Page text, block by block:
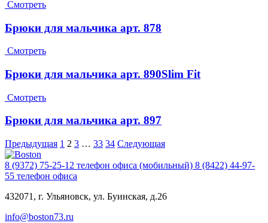
Смотреть
Брюки для мальчика арт. 878
Смотреть
Брюки для мальчика арт. 890Slim Fit
Смотреть
Брюки для мальчика арт. 897
Предыдущая 1 2 3 … 33 34 Следующая
8 (9372) 75-25-12 телефон офиса (мобильный) 8 (8422) 44-97-
55 телефон офиса
432071, г. Ульяновск, ул. Буинская, д.26
info@boston73.ru